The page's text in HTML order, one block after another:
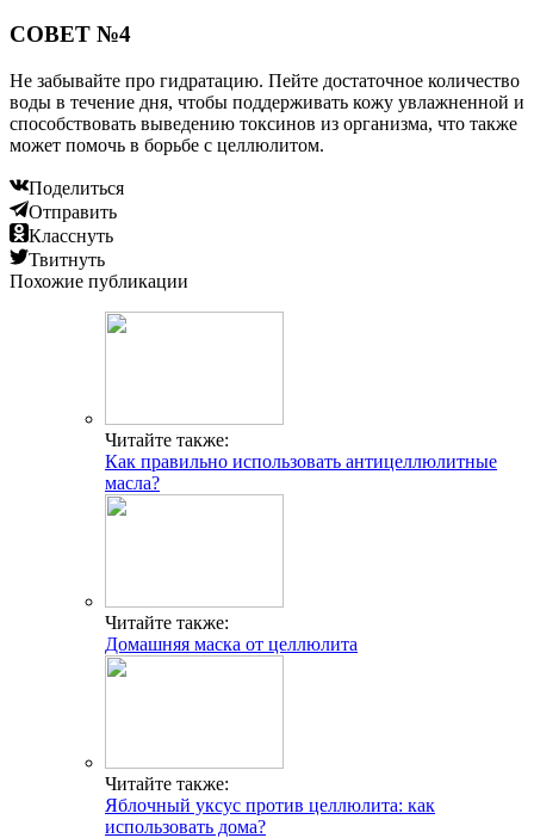
СОВЕТ №4
Не забывайте про гидратацию. Пейте достаточное количество
воды в течение дня, чтобы поддерживать кожу увлажненной и
способствовать выведению токсинов из организма, что также
может помочь в борьбе с целлюлитом.
Поделиться
Отправить
Класснуть
Твитнуть
Похожие публикации
Читайте также:
Как правильно использовать антицеллюлитные
масла?
Читайте также:
Домашняя маска от целлюлита
Читайте также:
Яблочный уксус против целлюлита: как
использовать дома?